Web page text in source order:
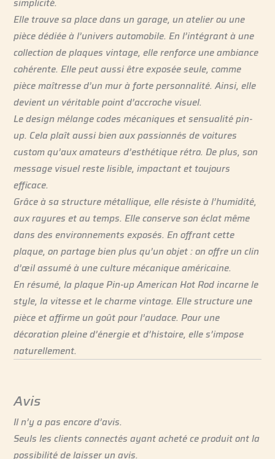
Elle trouve sa place dans un garage, un atelier ou une
pièce dédiée à l’univers automobile. En l’intégrant à une
collection de plaques vintage, elle renforce une ambiance
cohérente. Elle peut aussi être exposée seule, comme
pièce maîtresse d’un mur à forte personnalité. Ainsi, elle
devient un véritable point d’accroche visuel.
Le design mélange codes mécaniques et sensualité pin-
up. Cela plaît aussi bien aux passionnés de voitures
custom qu’aux amateurs d’esthétique rétro. De plus, son
message visuel reste lisible, impactant et toujours
efficace.
Grâce à sa structure métallique, elle résiste à l’humidité,
aux rayures et au temps. Elle conserve son éclat même
dans des environnements exposés. En offrant cette
plaque, on partage bien plus qu’un objet : on offre un clin
d’œil assumé à une culture mécanique américaine.
En résumé, la plaque Pin-up American Hot Rod incarne le
style, la vitesse et le charme vintage. Elle structure une
pièce et affirme un goût pour l’audace. Pour une
décoration pleine d’énergie et d’histoire, elle s’impose
naturellement.
Avis
Il n’y a pas encore d’avis.
Seuls les clients connectés ayant acheté ce produit ont la
possibilité de laisser un avis.